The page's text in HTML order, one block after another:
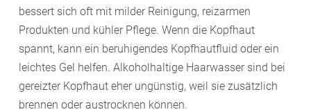
bessert sich oft mit milder Reinigung, reizarmen
Produkten und kühler Pflege. Wenn die Kopfhaut
spannt, kann ein beruhigendes Kopfhautfluid oder ein
leichtes Gel helfen. Alkoholhaltige Haarwasser sind bei
gereizter Kopfhaut eher ungünstig, weil sie zusätzlich
brennen oder austrocknen können.